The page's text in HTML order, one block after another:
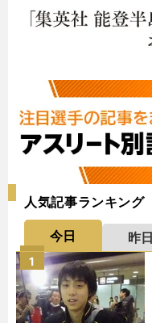
人気記事ランキング
今日 昨日
1